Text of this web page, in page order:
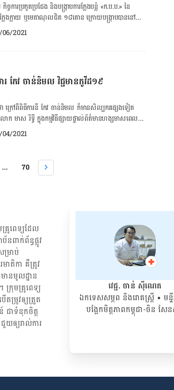
ច្ចការ​ប្រកួត​ប្រជែង និង​បង្ក្រាប​ការ​ក្លែង​បន្លំ «ក.ប.ប.» នៃ​
ងក្លាយ ឬ​មេតាណុល​ជិត ១៨តោន ក្រោយ​បង្ក្រាប​បាន​នៅ​
ះ​ក្លែង​ក្លាយ ឬមេតាណុល? ចុះ​បើ​យើង​ទិញ​ប៉ះ​អាល់កុល​ក្លែង​
ែល បាន​ឲ្យ​ដឹង ការ​បែងចែក​អាល់កុល​អេតាណុល និង​
ារ​ដុត ឬ​ហិត​នោះ​ទេ គឺ​មើលដឹង​តាម​រយៈ​មន្ទីរ​ពិសោធន៍​តែ​
រើ​ឧបករណ៍​ពិសោធន៍​មួយ​ចំនួន​ដើម្បី​អាច​បញ្ជាក់​ថា​
ឬ​មិន​ពិត។ ដើម្បី​ទទួល​បាន​អាល់កុល​អេតាណុល​ត្រឹមត្រូវ
ស្ថាន​ស្រប​ច្បាប់ ដែល​មាន​លក់និង​គ្រប់គ្រង​ដោយ​ឱសថ​
រកួត​ប្រជែង និង​បង្ក្រាប​ការ​ក្លែង​បន្លំ សារធាតុ​គីមី​មេតាណុល ​គឺ​
ម្រាប់​រំលាយ។ ការ​ប្រើប្រាស់​មេតាណុល​ធ្វើ​ជា​សារធាតុ​សម្លាប់​
លាប់​មេរោគ​ប៉ុណ្ណោះ​ទេ តែ​ថែម​ទាំង​បណ្តាល​ឱ្យ​ប៉ះពាល់​ដល់​សុខ
លាក​ភ្នែក ឈឺក្បាល វិលមុខ ស្រវាំងភ្នែក ងងុយដេក បាត់បង់​
2021
កែវ ចាន់និមល វិជ្ជមានកូវីដ១៩
ថា ក្រៅពីពិធីការនី កែវ ចាន់និមល ក៏មានសិល្បករផ្សេងទៀត
កែវ ចាន់និមលប៉ុណ្ណោះ ដែលមានវិជ្ជមានកូវីដ ១៩ ក្នុងនោះ
តពាណិជ្ជកម្មទាក់ទងការទប់ស្កាត់ការរីករាលដាល
ងនោះមានអាការៈផ្តាសាយ។ ឯតារាចម្រៀង សុ
កនេះខ្លួនមិនបានជួបជាមួយពិធីការិនី កែវ ចាន់និមលទេ​
កូវីដ១៩ ដែរ​ ប៉ុន្ដែ​ខ្លួននឹងបន្តសង្កេតខ្លួនឯងទៀត​ ចាំមេីល
[…]
2021
... 70
រូពេទ្យ​ដែល​
ពាក់ព័ន្ធ​ផ្លូវ
រាប់
ាតិកា គឺ​ត្រូវ​
នមូលដ្ឋាន​
ក្រុមគ្រូពេទ្យ
ម្រូវ​ឲ្យ​ត្រួត
ជា​ទំនុកចិត្ត
ឲ្យ​រាល់ការ
វេជ្ជ. ចាន់ ស៊ីណេត
ឯកទេសសម្ភព និងរោគស្ត្រី • ម​ន្
បង្អែកមិត្តភាពកម្ពុជា-ចិន សែ